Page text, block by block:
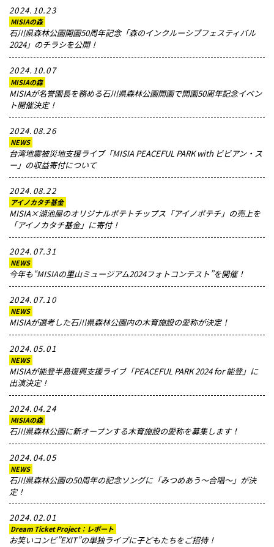
2024.10.23
MISIAの森
石川県森林公園開園50周年記念「森のインクルーシブフェスティバル
2024」のチラシを公開！
2024.10.07
MISIAの森
MISIAが名誉園長を務める石川県森林公園開園で開園50周年記念イベン
ト開催決定！
2024.08.26
NEWS
台湾地震被災地支援ライブ「MISIA PEACEFUL PARK with ビビアン・ス
ー」の収益寄付について
2024.08.22
アイノカタチ基金
MISIA×湖池屋のオリジナルポテトチップス「アイノポテチ」の売上を
「アイノカタチ基金」に寄付！
2024.07.31
NEWS
今年も“MISIAの里山ミュージアム2024フォトコンテスト”を開催！
2024.07.10
NEWS
MISIAが選考した石川県森林公園内の木育施設の愛称が決定！
2024.05.01
NEWS
MISIAが能登半島復興支援ライブ「PEACEFUL PARK 2024 for 能登」に
出演決定！
2024.04.24
MISIAの森
石川県森林公園に新オープンする木育施設の愛称を募集します！
2024.04.05
NEWS
石川県森林公園の50周年の記念ソングに「みつめあう〜合唱〜」が決
定！
2024.02.01
Dream Ticket Project：レポート
お笑いコンビ”EXIT”の単独ライブに子どもたちをご招待！